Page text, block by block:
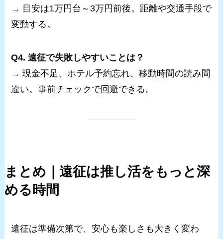
→ 目安は1万円台～3万円前後。距離や交通手段で
変動する。
Q4. 遠征で失敗しやすいことは？
→ 現金不足、ホテル予約忘れ、移動時間の読み間
違い。事前チェックで回避できる。
まとめ｜遠征は推し活をもっと深
める時間
遠征は準備次第で、安心も楽しさも大きく変わ